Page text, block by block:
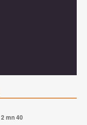
2 mn 40